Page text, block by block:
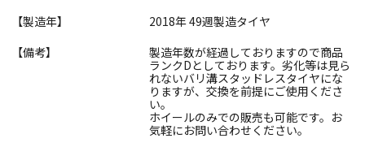
【製造年】
2018年 49週製造タイヤ
【備考】
製造年数が経過しておりますので商品
ランクDとしております。劣化等は見ら
れないバリ溝スタッドレスタイヤにな
りますが、交換を前提にご使用くださ
い。
ホイールのみでの販売も可能です。お
気軽にお問い合わせください。